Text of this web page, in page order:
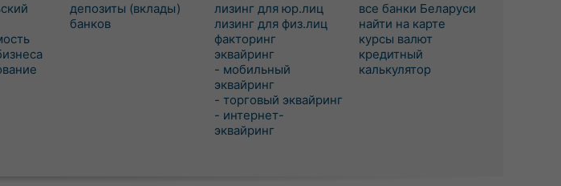
депозиты (вклады)
банков
лизинг для юр.лиц
лизинг для физ.лиц
факторинг
эквайринг
- мобильный
эквайринг
- торговый эквайринг
- интернет-
эквайринг
все банки Беларуси
найти на карте
курсы валют
кредитный
калькулятор